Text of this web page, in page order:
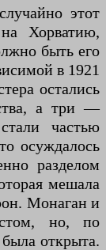
этот
Хорватию,
быть его
в 1921
остались
а три —
частью
осуждалось
разделом
мешала
Монаган и
но, по
открыта.